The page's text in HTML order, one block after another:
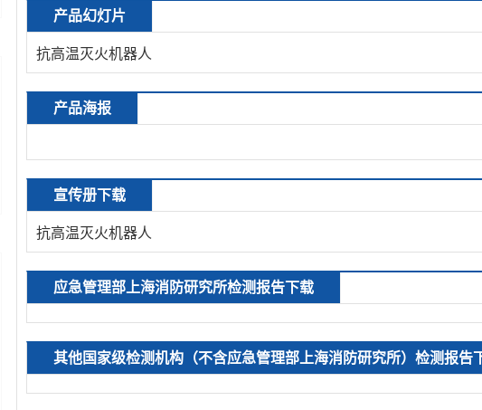
产品幻灯片
抗高温灭火机器人
产品海报
宣传册下载
抗高温灭火机器人
应急管理部上海消防研究所检测报告下载
其他国家级检测机构（不含应急管理部上海消防研究所）检测报告